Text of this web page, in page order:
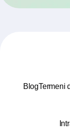
BlogTermeni